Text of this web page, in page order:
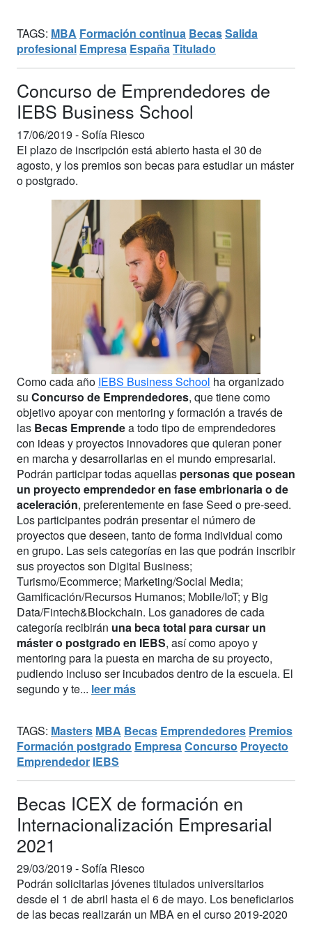
TAGS: MBA Formación continua BecasSalida
profesional Empresa España Titulado
Concurso de Emprendedores de
IEBS Business School
17/06/2019 -Sofía Riesco
El plazo de inscripción está abierto hasta el 30 de
agosto, y los premios son becas para estudiar un máster
o postgrado.
Como cada año IEBS Business School ha organizado
su Concurso de Emprendedores, que tiene como
objetivo apoyar con mentoring y formación a través de
las Becas Emprendea todo tipo de emprendedores
con ideas y proyectos innovadores que quieran poner
en marcha y desarrollarlas en el mundo empresarial.
Podrán participar todas aquellas personas que posean
un proyecto emprendedor en fase embrionaria o de
aceleración, preferentemente en fase Seed o pre-seed.
Los participantes podrán presentar el número de
proyectos que deseen, tanto de forma individual como
en grupo. Las seis categorías en las que podrán inscribir
sus proyectos son Digital Business;
Turismo/Ecommerce; Marketing/Social Media;
Gamificación/Recursos Humanos; Mobile/IoT; y Big
Data/Fintech&Blockchain. Los ganadores de cada
categoría recibirán una beca total para cursar un
máster o postgrado en IEBS, así como apoyo y
mentoring para la puesta en marcha de su proyecto,
pudiendo incluso ser incubados dentro de la escuela. El
segundo y te... leer más
TAGS: Masters MBA Becas Emprendedores Premios
Formación postgrado Empresa Concurso Proyecto
Emprendedor IEBS
Becas ICEX de formación en
Internacionalización Empresarial
2021
29/03/2019 -Sofía Riesco
Podrán solicitarlas jóvenes titulados universitarios
desde el 1 de abril hasta el 6 de mayo. Los beneficiarios
de las becas realizarán un MBA en el curso 2019-2020